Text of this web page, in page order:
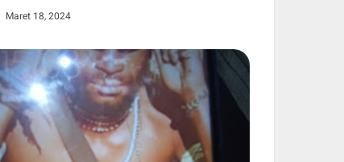
Maret 18, 2024